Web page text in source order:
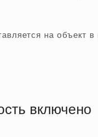
на объект
включено